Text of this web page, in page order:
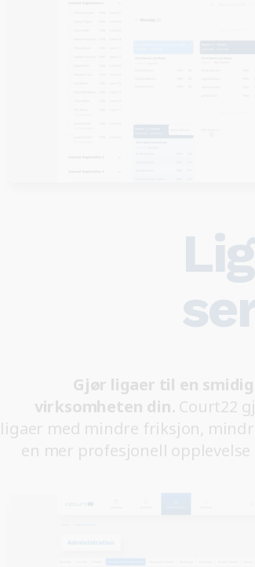
Gjør ligaer til en
virksomheten din. Court22
ligaer med mindre friksjon,
en mer profesjonell